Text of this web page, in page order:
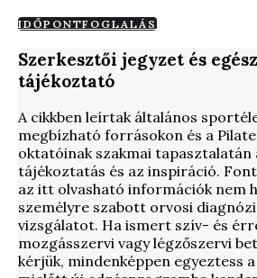
IDŐPONTFOGLALÁS
Szerkesztői jegyzet és
tájékoztató
A cikkben leírtak általános
megbízható forrásokon és a
oktatóinak szakmai tapasztalatán
tájékoztatás és az inspiráció.
az itt olvasható információk nem
személyre szabott orvosi
vizsgálatot. Ha ismert szív- és
mozgásszervi vagy légzőszervi
kérjük, mindenképpen egyeztess